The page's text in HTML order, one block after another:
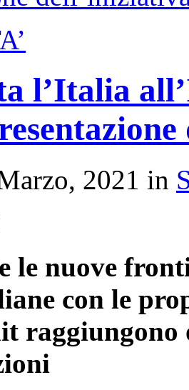
l’Italia
2021 in
le nuove
con le